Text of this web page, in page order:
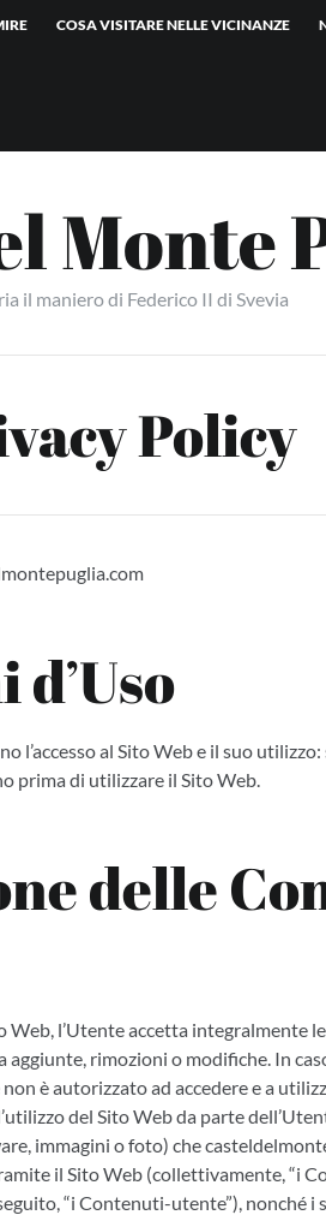
COSA VISITARE NELLE VICINANZE
Monte
il maniero di Federico II di Svevia
Policy
l’accesso al Sito Web e il suo
prima di utilizzare il Sito Web.
delle
l’Utente accetta integralmente
aggiunte, rimozioni o modifiche. In
è autorizzato ad accedere e a
del Sito Web da parte
immagini o foto) che
il Sito Web (collettivamente, “i
“i Contenuti-utente”), nonché i